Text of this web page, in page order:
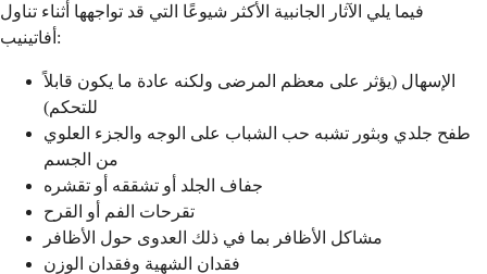
فيما يلي الآثار الجانبية الأكثر شيوعًا التي قد تواجهها أثناء تناول
أفاتينيب:
الإسهال (يؤثر على معظم المرضى ولكنه عادة ما يكون قابلاً
للتحكم)
طفح جلدي وبثور تشبه حب الشباب على الوجه والجزء العلوي
من الجسم
جفاف الجلد أو تشققه أو تقشره
تقرحات الفم أو القرح
مشاكل الأظافر بما في ذلك العدوى حول الأظافر
فقدان الشهية وفقدان الوزن